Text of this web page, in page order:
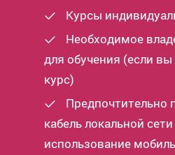
Курсы
Необходимое
для обучения (если
курс)
Предпочтительно
кабель локальной
использование